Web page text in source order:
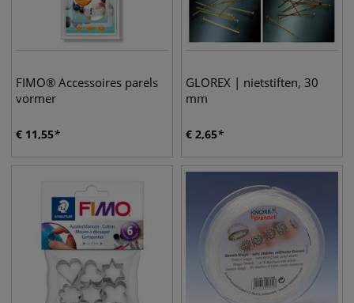
FIMO® Accessoires parels
vormer
€ 11,55
GLOREX | nietstiften, 30
mm
€ 2,65